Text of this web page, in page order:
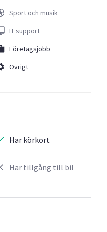
Sport och musik
IT support
Företagsjobb
Övrigt
Har körkort
Har tillgång till bil